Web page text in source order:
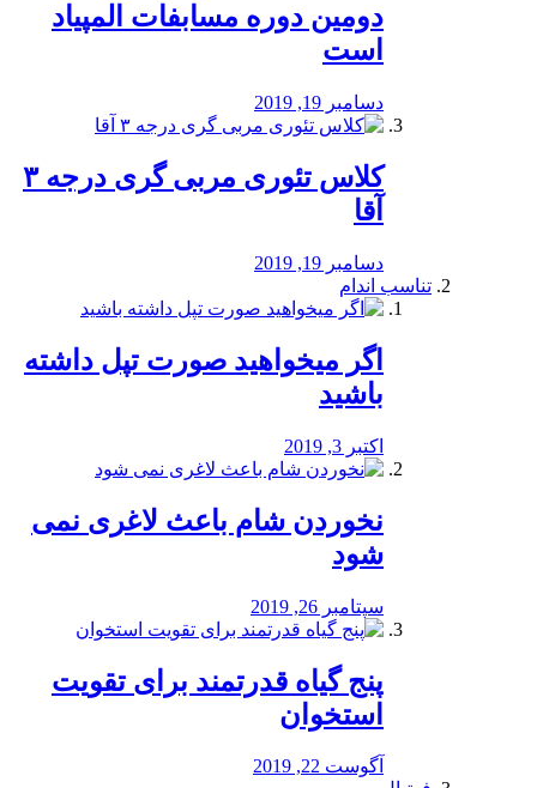
دومین دوره مسابفات المپیاد
است
دسامبر 19, 2019
کلاس تئوری مربی گری درجه ۳
آقا
دسامبر 19, 2019
تناسب اندام
اگر میخواهید صورت تپل داشته
باشید
اکتبر 3, 2019
نخوردن شام باعث لاغری نمی
‌شود
سپتامبر 26, 2019
پنج گیاه قدرتمند برای تقویت
استخوان
آگوست 22, 2019